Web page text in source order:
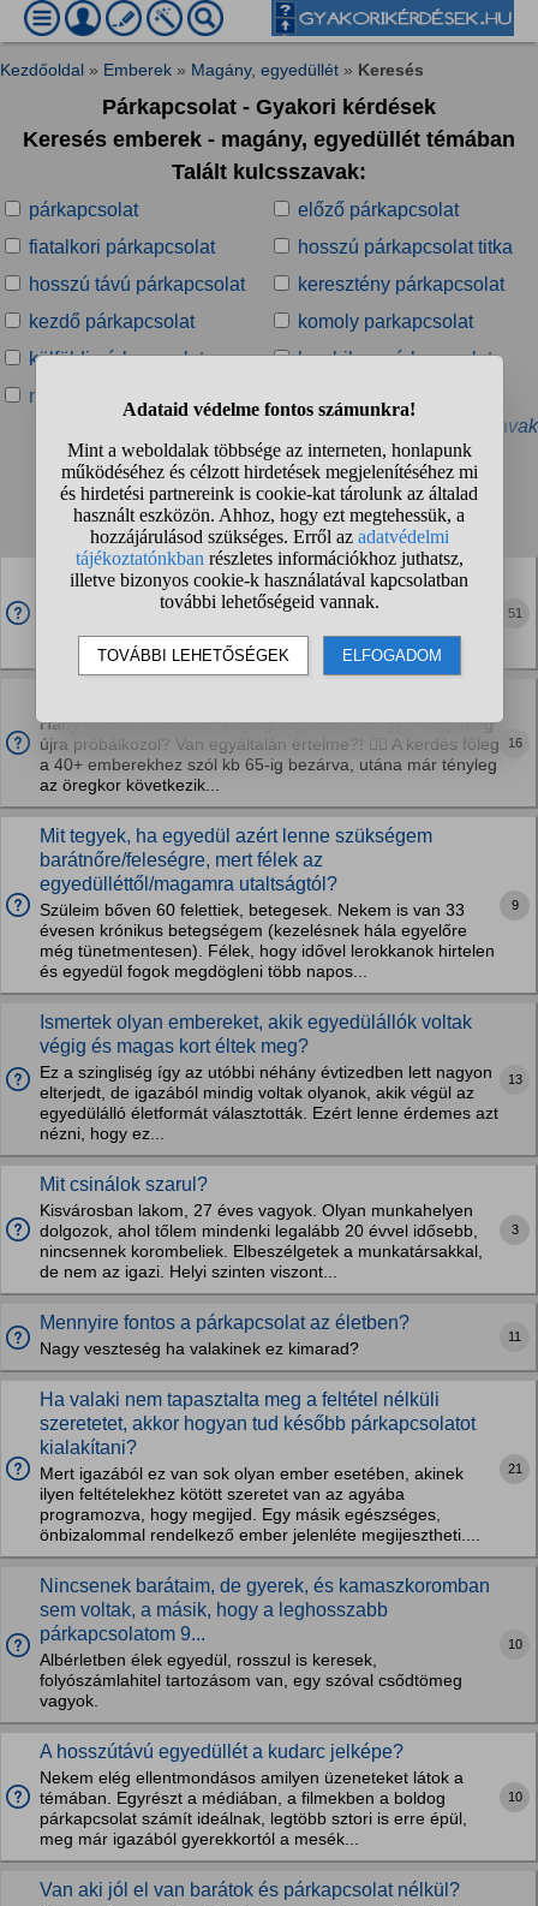
Kezdőoldal » Emberek » Magány, egyedüllét » Keresés
Párkapcsolat - Gyakori kérdések
Keresés emberek - magány, egyedüllét témában
Talált kulcsszavak:
párkapcsolat
előző párkapcsolat
fiatalkori párkapcsolat
hosszú párkapcsolat titka
hosszú távú párkapcsolat
keresztény párkapcsolat
kezdő párkapcsolat
komoly parkapcsolat
külföldi párkapcsolat
leszbikus párkapcsolat
mérgező párkapcsolat
» További kapcsolódó kulcsszavak
Talált kérdések:
1 2 3 4 ... ❯ ❯❯
Hány éves korig érdemes próbálkozni barátnő
találással? Most vagyok 32 és még nem volt.
helyzettel?
51
Hány évesen maradtál "végleg" egyedül? Jó így? Vagy még
újra próbálkozol? Van egyáltalán értelme?! 🤷‍♀️ A kérdés főleg
a 40+ emberekhez szól kb 65-ig bezárva, utána már tényleg
az öregkor következik...
16
Mit tegyek, ha egyedül azért lenne szükségem
barátnőre/feleségre, mert félek az
egyedülléttől/magamra utaltságtól?
Szüleim bőven 60 felettiek, betegesek. Nekem is van 33
évesen krónikus betegségem (kezelésnek hála egyelőre
még tünetmentesen). Félek, hogy idővel lerokkanok hirtelen
és egyedül fogok megdögleni több napos...
9
Ismertek olyan embereket, akik egyedülállók voltak
végig és magas kort éltek meg?
Ez a szingliség így az utóbbi néhány évtizedben lett nagyon
elterjedt, de igazából mindig voltak olyanok, akik végül az
egyedülálló életformát választották. Ezért lenne érdemes azt
nézni, hogy ez...
13
Mit csinálok szarul?
Kisvárosban lakom, 27 éves vagyok. Olyan munkahelyen
dolgozok, ahol tőlem mindenki legalább 20 évvel idősebb,
nincsennek korombeliek. Elbeszélgetek a munkatársakkal,
de nem az igazi. Helyi szinten viszont...
3
Mennyire fontos a párkapcsolat az életben?
Nagy veszteség ha valakinek ez kimarad?
11
Ha valaki nem tapasztalta meg a feltétel nélküli
szeretetet, akkor hogyan tud később párkapcsolatot
kialakítani?
Mert igazából ez van sok olyan ember esetében, akinek
ilyen feltételekhez kötött szeretet van az agyába
programozva, hogy megijed. Egy másik egészséges,
önbizalommal rendelkező ember jelenléte megijesztheti....
21
Nincsenek barátaim, de gyerek, és kamaszkoromban
sem voltak, a másik, hogy a leghosszabb
párkapcsolatom 9...
Albérletben élek egyedül, rosszul is keresek,
folyószámlahitel tartozásom van, egy szóval csődtömeg
vagyok.
10
A hosszútávú egyedüllét a kudarc jelképe?
Nekem elég ellentmondásos amilyen üzeneteket látok a
témában. Egyrészt a médiában, a filmekben a boldog
párkapcsolat számít ideálnak, legtöbb sztori is erre épül,
meg már igazából gyerekkortól a mesék...
10
Van aki jól el van barátok és párkapcsolat nélkül?